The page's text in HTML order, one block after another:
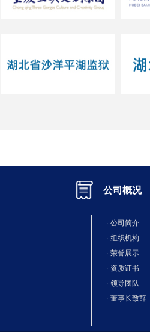
公司概况
· 公司简介
· 组织机构
· 荣誉展示
· 资质证书
· 领导团队
· 董事长致辞